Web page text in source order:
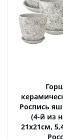
Роспись
(4-й из
21х21см,